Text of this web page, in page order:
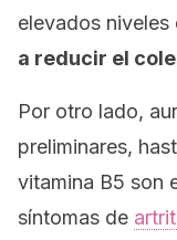
elevados niveles
a reducir el
Por otro lado,
preliminares,
vitamina B5 son
síntomas de